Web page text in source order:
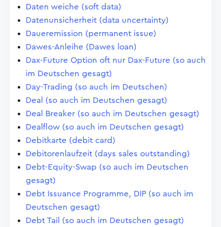
Daten weiche (soft data)
Datenunsicherheit (data uncertainty)
Daueremission (permanent issue)
Dawes-Anleihe (Dawes loan)
Dax-Future Option oft nur Dax-Future (so auch
im Deutschen gesagt)
Day-Trading (so auch im Deutschen)
Deal (so auch im Deutschen gesagt)
Deal Breaker (so auch im Deutschen gesagt)
Dealflow (so auch im Deutschen gesagt)
Debitkarte (debit card)
Debitorenlaufzeit (days sales outstanding)
Debt-Equity-Swap (so auch im Deutschen
gesagt)
Debt Issuance Programme, DIP (so auch im
Deutschen gesagt)
Debt Tail (so auch im Deutschen gesagt)